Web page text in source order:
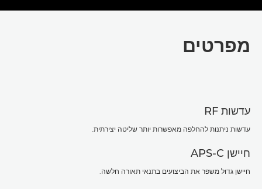
מפרטים
עדשות RF
עדשות ניתנות להחלפה מאפשרות יותר שליטה יצירתית.
חיישן APS-C
חיישן גדול משפר את הביצועים בתנאי תאורה חלשה.